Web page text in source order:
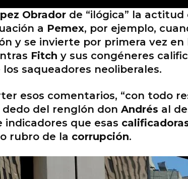
Obrador de “ilógica” la
a Pemex, por ejemplo,
y se invierte por primera vez
Fitch y sus congéneres
saqueadores neoliberales.
esos comentarios, “con todo
del renglón don Andrés al
que esas
rubro de la corrupción.